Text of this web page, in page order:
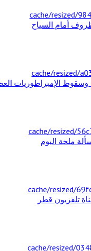
أمام السياح
ملحة اليوم
تلفزيون قطر